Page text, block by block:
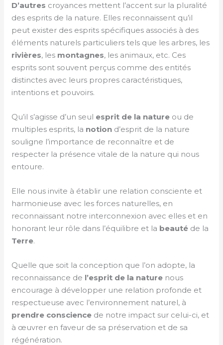
D’autres croyances mettent l’accent sur la pluralité
des esprits de la nature. Elles reconnaissent qu’il
peut exister des esprits spécifiques associés à des
éléments naturels particuliers tels que les arbres, les
rivières, les montagnes, les animaux, etc. Ces
esprits sont souvent perçus comme des entités
distinctes avec leurs propres caractéristiques,
intentions et pouvoirs.
Qu’il s’agisse d’un seul esprit de la nature ou de
multiples esprits, la notion d’esprit de la nature
souligne l’importance de reconnaître et de
respecter la présence vitale de la nature qui nous
entoure.
Elle nous invite à établir une relation consciente et
harmonieuse avec les forces naturelles, en
reconnaissant notre interconnexion avec elles et en
honorant leur rôle dans l’équilibre et la beauté de la
Terre.
Quelle que soit la conception que l’on adopte, la
reconnaissance de l’esprit de la nature nous
encourage à développer une relation profonde et
respectueuse avec l’environnement naturel, à
prendre conscience de notre impact sur celui-ci, et
à œuvrer en faveur de sa préservation et de sa
régénération.